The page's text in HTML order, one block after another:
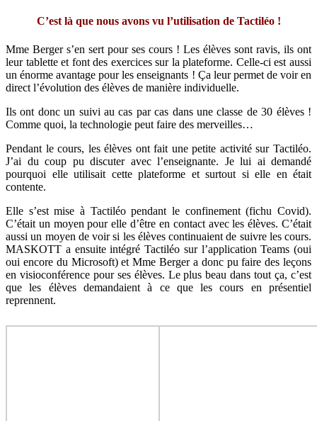
C’est là que nous avons vu l’utilisation de Tactiléo !
Mme Berger s’en sert pour ses cours ! Les élèves sont ravis, ils ont
leur tablette et font des exercices sur la plateforme. Celle-ci est aussi
un énorme avantage pour les enseignants ! Ça leur permet de voir en
direct l’évolution des élèves de manière individuelle.
Ils ont donc un suivi au cas par cas dans une classe de 30 élèves !
Comme quoi, la technologie peut faire des merveilles…
Pendant le cours, les élèves ont fait une petite activité sur Tactiléo.
J’ai du coup pu discuter avec l’enseignante. Je lui ai demandé
pourquoi elle utilisait cette plateforme et surtout si elle en était
contente.
Elle s’est mise à Tactiléo pendant le confinement (fichu Covid).
C’était un moyen pour elle d’être en contact avec les élèves. C’était
aussi un moyen de voir si les élèves continuaient de suivre les cours.
MASKOTT a ensuite intégré Tactiléo sur l’application Teams (oui
oui encore du Microsoft) et Mme Berger a donc pu faire des leçons
en visioconférence pour ses élèves. Le plus beau dans tout ça, c’est
que les élèves demandaient à ce que les cours en présentiel
reprennent.